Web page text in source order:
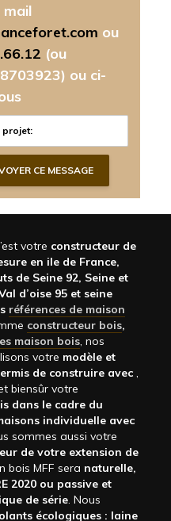
mail
ou
(ou
ou ci-
votre constructeur de
en ile de France,
de Seine 92, Seine et
d’oise 95 et seine
références de maison
constructeur bois,
maison bois, nos
votre modèle et
de construire avec ,
biensûr votre
dans le cadre du
individuelle avec
sommes aussi votre
de votre extension de
bois MFF sera naturelle,
2020 ou passive et
de série. Nous
écologiques : laine